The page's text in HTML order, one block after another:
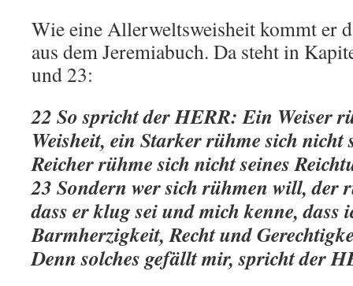
Wie eine Allerweltsweisheit kommt er
aus dem Jeremiabuch. Da steht in
und 23:
22 So spricht der HERR: Ein Weiser
Weisheit, ein Starker rühme sich nicht
Reicher rühme sich nicht seines
23 Sondern wer sich rühmen will, der
dass er klug sei und mich kenne,
Barmherzigkeit, Recht und
Denn solches gefällt mir, spricht der